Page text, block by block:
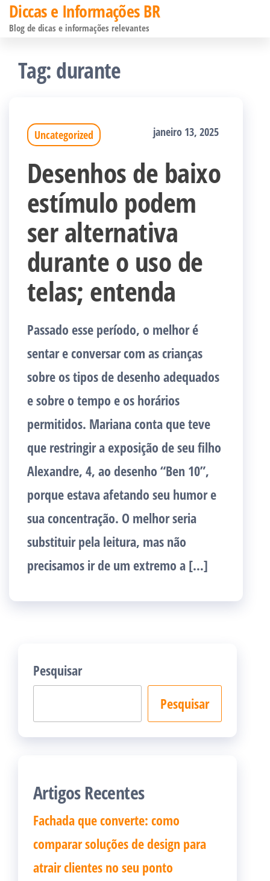
Pular
para
conteúdo
Diccas e Informações BR
Blog de dicas e informações relevantes
Tag: durante
Uncategorized janeiro 13, 2025
Desenhos de baixo
estímulo podem
ser alternativa
durante o uso de
telas; entenda
Passado esse período, o melhor é
sentar e conversar com as crianças
sobre os tipos de desenho adequados
e sobre o tempo e os horários
permitidos. Mariana conta que teve
que restringir a exposição de seu filho
Alexandre, 4, ao desenho “Ben 10”,
porque estava afetando seu humor e
sua concentração. O melhor seria
substituir pela leitura, mas não
precisamos ir de um extremo a […]
Pesquisar
Pesquisar
Artigos Recentes
Fachada que converte: como
comparar soluções de design para
atrair clientes no seu ponto